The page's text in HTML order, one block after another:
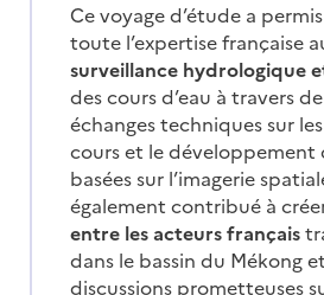
Ce voyage d’étude a
toute l’expertise française
surveillance hydrologique
des cours d’eau à travers
échanges techniques sur
cours et le développement
basées sur l’imagerie
également contribué à
entre les acteurs français
dans le bassin du Mékong
discussions prometteuses